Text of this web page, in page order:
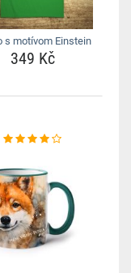
s motívom Einstein
349 Kč